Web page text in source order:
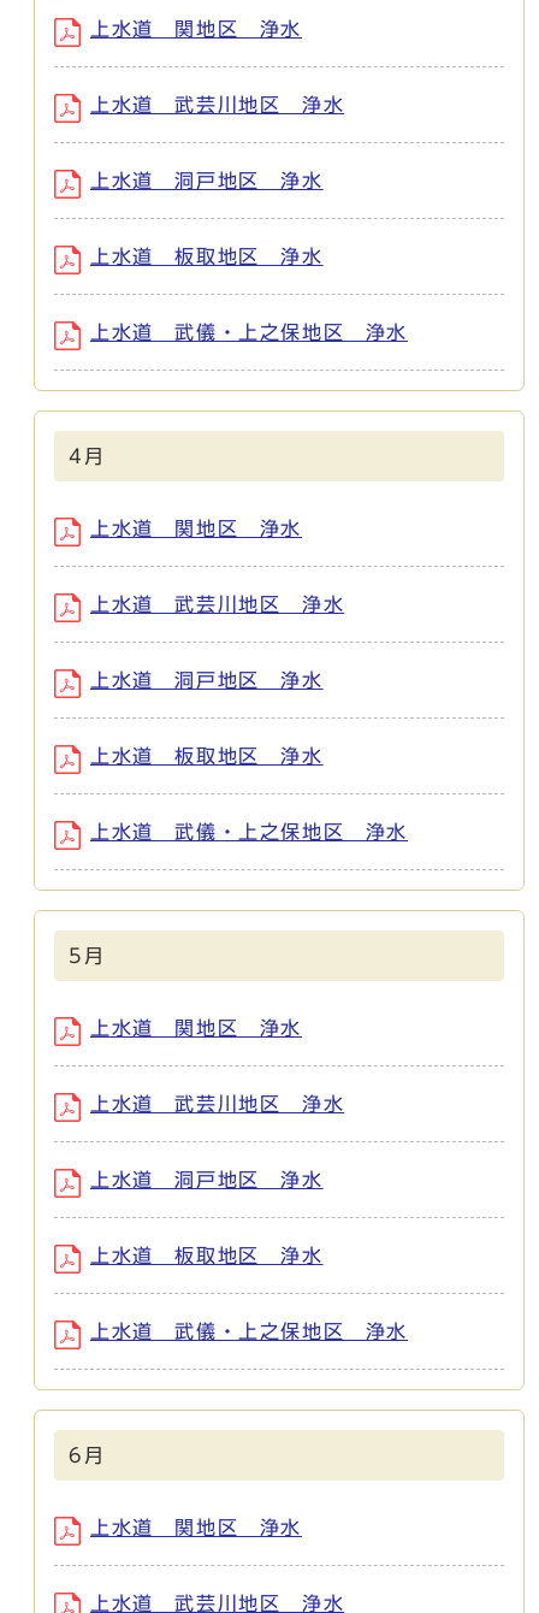
上水道 関地区 浄水
上水道 武芸川地区 浄水
上水道 洞戸地区 浄水
上水道 板取地区 浄水
上水道 武儀・上之保地区 浄水
4月
上水道 関地区 浄水
上水道 武芸川地区 浄水
上水道 洞戸地区 浄水
上水道 板取地区 浄水
上水道 武儀・上之保地区 浄水
5月
上水道 関地区 浄水
上水道 武芸川地区 浄水
上水道 洞戸地区 浄水
上水道 板取地区 浄水
上水道 武儀・上之保地区 浄水
6月
上水道 関地区 浄水
上水道 武芸川地区 浄水